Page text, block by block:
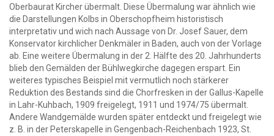
Oberbaurat Kircher übermalt. Diese Übermalung war ähnlich wie
die Darstellungen Kolbs in Oberschopfheim historistisch
interpretativ und wich nach Aussage von Dr. Josef Sauer, dem
Konservator kirchlicher Denkmäler in Baden, auch von der Vorlage
ab. Eine weitere Übermalung in der 2. Hälfte des 20. Jahrhunderts
blieb den Gemälden der Bühlwegkirche dagegen erspart. Ein
weiteres typisches Beispiel mit vermutlich noch stärkerer
Reduktion des Bestands sind die Chorfresken in der Gallus-Kapelle
in Lahr-Kuhbach, 1909 freigelegt, 1911 und 1974/75 übermalt.
Andere Wandgemälde wurden später entdeckt und freigelegt wie
z. B. in der Peterskapelle in Gengenbach-Reichenbach 1923, St.